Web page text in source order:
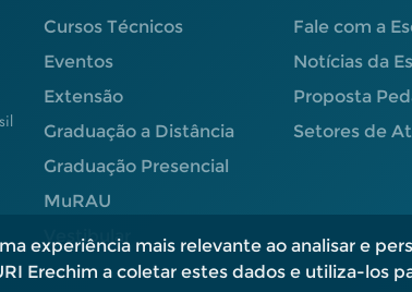
Cursos Técnicos
Eventos
Extensão
Graduação a Distância
Graduação Presencial
MuRAU
Vestibular
Fale com a
Notícias da
Proposta
Setores de
experiência mais relevante ao analisar e
Erechim a coletar estes dados e utiliza-los